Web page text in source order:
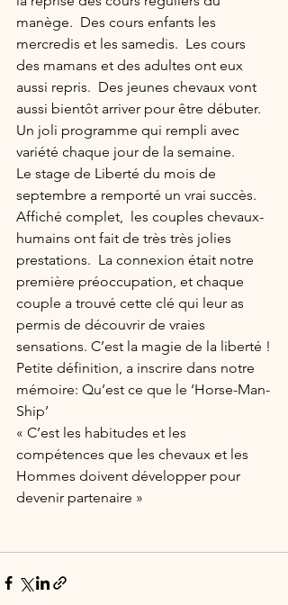
manège.  Des cours enfants les
mercredis et les samedis.  Les cours
des mamans et des adultes ont eux
aussi repris.  Des jeunes chevaux vont
aussi bientôt arriver pour être débuter.
Un joli programme qui rempli avec
variété chaque jour de la semaine.
Le stage de Liberté du mois de
septembre a remporté un vrai succès.
Affiché complet,  les couples chevaux-
humains ont fait de très très jolies
prestations.  La connexion était notre
première préoccupation, et chaque
couple a trouvé cette clé qui leur as
permis de découvrir de vraies
sensations. C’est la magie de la liberté !
Petite définition, a inscrire dans notre
mémoire: Qu’est ce que le ‘Horse-Man-
Ship’
« C’est les habitudes et les
compétences que les chevaux et les
Hommes doivent développer pour
devenir partenaire »